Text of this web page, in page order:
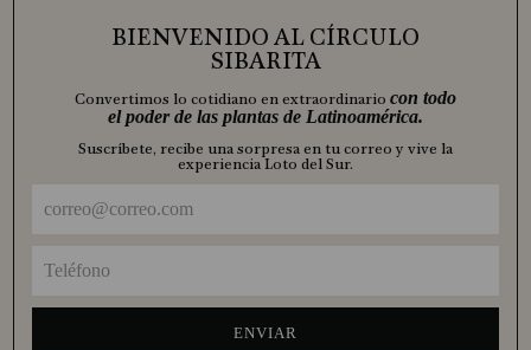
BIENVENIDO AL CÍRCULO
SIBARITA
Convertimos lo cotidiano en extraordinario con todo
el poder de las plantas de Latinoamérica.
Suscríbete, recibe una sorpresa en tu correo y vive la
experiencia Loto del Sur.
ENVIAR